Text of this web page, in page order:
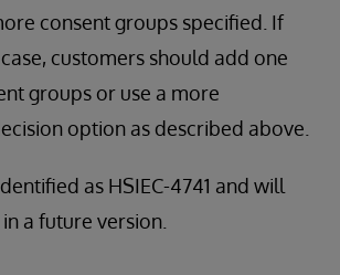
consent groups specified. If
customers should add one
groups or use a more
option as described above.
as HSIEC-4741 and will
a future version.